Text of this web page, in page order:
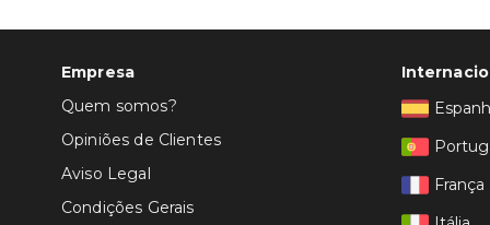
Empresa
Quem somos?
Opiniões de Clientes
Aviso Legal
Condições Gerais
França